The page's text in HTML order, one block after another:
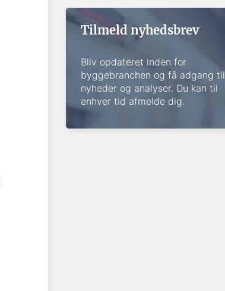
Tilmeld nyhedsbrev
Bliv opdateret inden for
byggebranchen og få adgang til
nyheder og analyser. Du kan til
enhver tid afmelde dig.